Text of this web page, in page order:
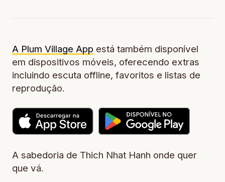
A Plum Village App está também disponível
em dispositivos móveis, oferecendo extras
incluindo escuta offline, favoritos e listas de
reprodução.
A sabedoria de Thich Nhat Hanh onde quer
que vá.